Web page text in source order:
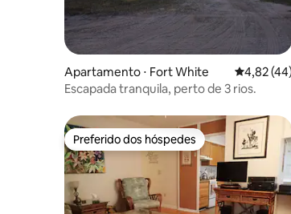
Apartamento ⋅ Fort White 4,82 de
4,82
Escapada tranquila, perto de 3 rios.
Preferido dos hóspedes
Preferido dos hóspedes